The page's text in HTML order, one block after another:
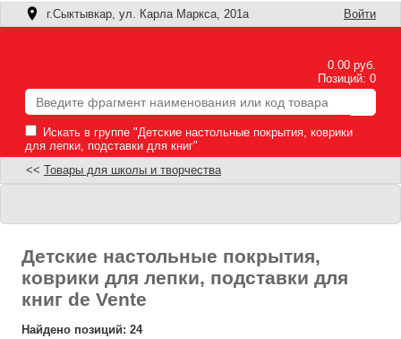
г.Сыктывкар, ул. Карла Маркса, 201а Войти
0.00 руб.
Позиций: 0
Искать в группе "Детские настольные покрытия, коврики
для лепки, подставки для книг"
<< Товары для школы и творчества
Детские настольные покрытия,
коврики для лепки, подставки для
книг de Vente
Найдено позиций: 24